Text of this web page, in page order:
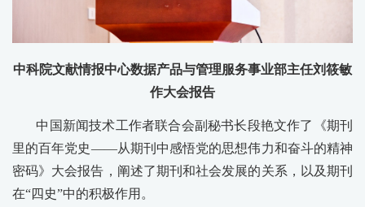
中科院文献情报中心数据产品与管理服务事业部主任刘筱敏
作大会报告
中国新闻技术工作者联合会副秘书长段艳文作了《期刊
里的百年党史——从期刊中感悟党的思想伟力和奋斗的精神
密码》大会报告，阐述了期刊和社会发展的关系，以及期刊
在“四史”中的积极作用。